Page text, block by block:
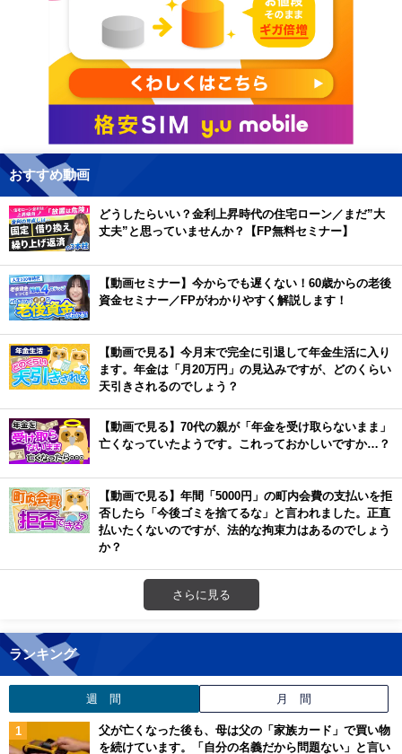
おすすめ動画
どうしたらいい？金利上昇時代の住宅ローン／まだ”大
丈夫”と思っていませんか？【FP無料セミナー】
【動画セミナー】今からでも遅くない！60歳からの老後
資金セミナー／FPがわかりやすく解説します！
【動画で見る】今月末で完全に引退して年金生活に入り
ます。年金は「月20万円」の見込みですが、どのくらい
天引きされるのでしょう？
【動画で見る】70代の親が「年金を受け取らないまま」
亡くなっていたようです。これっておかしいですか…？
【動画で見る】年間「5000円」の町内会費の支払いを拒
否したら「今後ゴミを捨てるな」と言われました。正直
払いたくないのですが、法的な拘束力はあるのでしょう
か？
さらに見る
ランキング
週 間 月 間
父が亡くなった後も、母は父の「家族カード」で買い物
を続けています。「自分の名義だから問題ない」と言い